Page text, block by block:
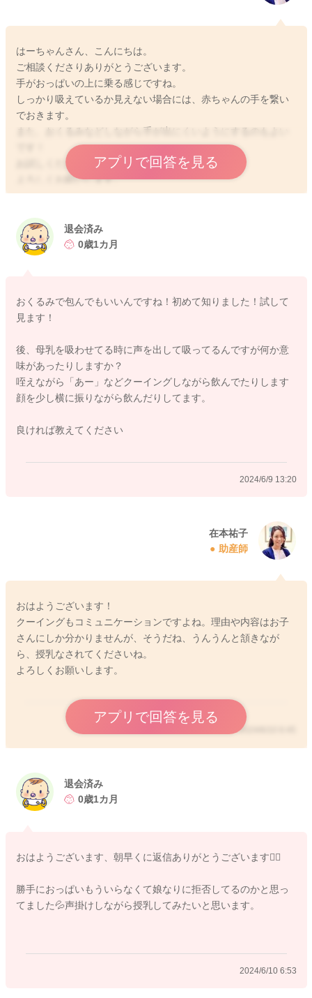
はーちゃんさん、こんにちは。
ご相談くださりありがとうございます。
手がおっぱいの上に乗る感じですね。
しっかり吸えているか見えない場合には、赤ちゃんの手を繋い
でおきます。
また、おくるみなどしながら手が出にくいようにするのもよい
お試しくださいね。
よろしくお願いします。
アプリで回答を見る
退会済み
0歳1カ月
おくるみで包んでもいいんですね！初めて知りました！試して
見ます！
後、母乳を吸わせてる時に声を出して吸ってるんですが何か意
味があったりしますか？
咥えながら「あー」などクーイングしながら飲んでたりします
顔を少し横に振りながら飲んだりしてます。
良ければ教えてください
2024/6/9 13:20
在本祐子
助産師
おはようございます！
クーイングもコミュニケーションですよね。理由や内容はお子
さんにしか分かりませんが、そうだね、うんうんと頷きなが
ら、授乳なされてくださいね。
よろしくお願いします。
アプリで回答を見る
2024/6/10 6:45
退会済み
0歳1カ月
おはようございます、朝早くに返信ありがとうございます🙇‍♀️
勝手におっぱいもういらなくて娘なりに拒否してるのかと思っ
てました💦声掛けしながら授乳してみたいと思います。
2024/6/10 6:53